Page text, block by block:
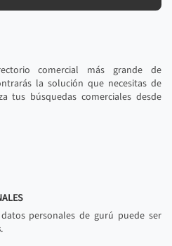
comercial más grande de
la solución que necesitas de
tus búsquedas comerciales desde
personales de gurú puede ser
.